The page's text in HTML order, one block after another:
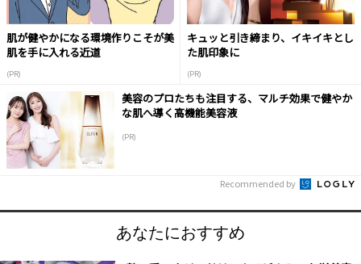
肌が健やかになる環境作りこそが美
肌を手に入れる近道
(PR)
キュッと引き締まり、イキイキとし
た肌印象に
(PR)
美容のプロたちも注目する、マルチ効果で健やか
な肌へ導く高機能美容液
(PR)
Recommended by
あなたにおすすめ